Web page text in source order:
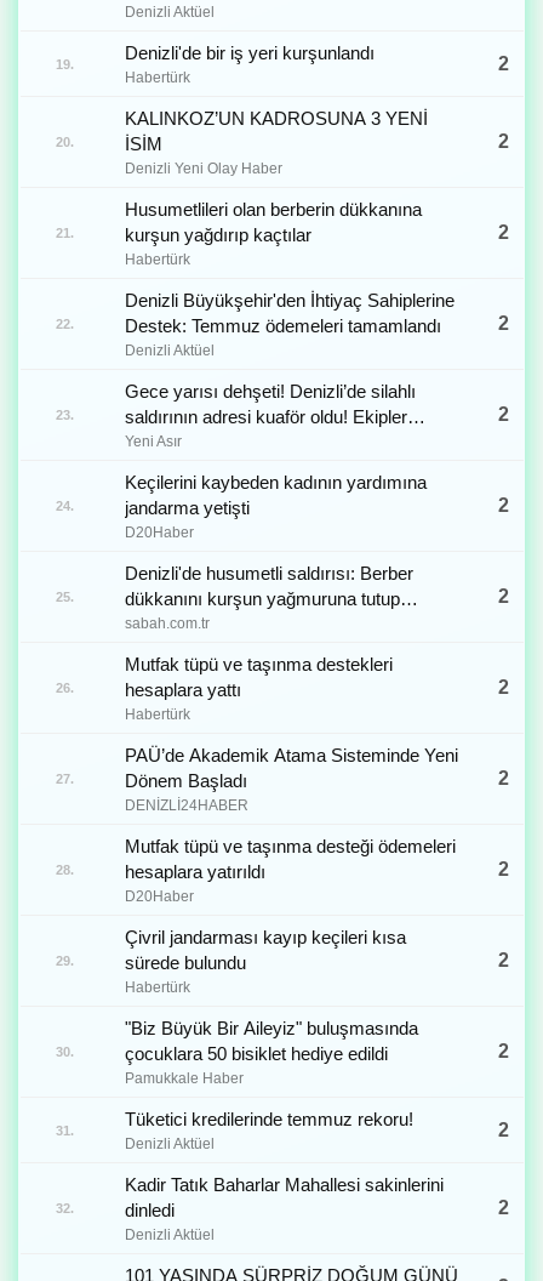
Denizli Aktüel
19.
Denizli'de bir iş yeri kurşunlandı
Habertürk
2
20.
KALINKOZ’UN KADROSUNA 3 YENİ
İSİM
Denizli Yeni Olay Haber
2
21.
Husumetlileri olan berberin dükkanına
kurşun yağdırıp kaçtılar
Habertürk
2
22.
Denizli Büyükşehir'den İhtiyaç Sahiplerine
Destek: Temmuz ödemeleri tamamlandı
Denizli Aktüel
2
23.
Gece yarısı dehşeti! Denizli’de silahlı
saldırının adresi kuaför oldu! Ekipler
harekete geçti
Yeni Asır
2
24.
Keçilerini kaybeden kadının yardımına
jandarma yetişti
D20Haber
2
25.
Denizli'de husumetli saldırısı: Berber
dükkanını kurşun yağmuruna tutup
kaçtılar
sabah.com.tr
2
26.
Mutfak tüpü ve taşınma destekleri
hesaplara yattı
Habertürk
2
27.
PAÜ’de Akademik Atama Sisteminde Yeni
Dönem Başladı
DENİZLİ24HABER
2
28.
Mutfak tüpü ve taşınma desteği ödemeleri
hesaplara yatırıldı
D20Haber
2
29.
Çivril jandarması kayıp keçileri kısa
sürede bulundu
Habertürk
2
30.
"Biz Büyük Bir Aileyiz" buluşmasında
çocuklara 50 bisiklet hediye edildi
Pamukkale Haber
2
31.
Tüketici kredilerinde temmuz rekoru!
Denizli Aktüel
2
32.
Kadir Tatık Baharlar Mahallesi sakinlerini
dinledi
Denizli Aktüel
2
101 YAŞINDA SÜRPRİZ DOĞUM GÜNÜ